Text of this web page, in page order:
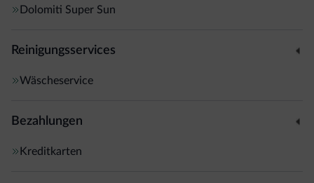
Dolomiti Super Sun
Reinigungsservices
Wäscheservice
Bezahlungen
Kreditkarten